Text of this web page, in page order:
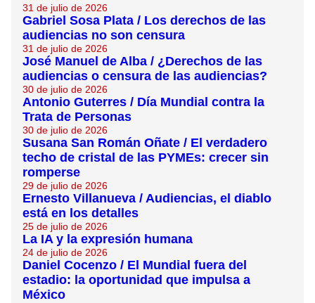
31 de julio de 2026
Gabriel Sosa Plata / Los derechos de las
audiencias no son censura
31 de julio de 2026
José Manuel de Alba / ¿Derechos de las
audiencias o censura de las audiencias?
30 de julio de 2026
Antonio Guterres / Día Mundial contra la
Trata de Personas
30 de julio de 2026
Susana San Román Oñate / El verdadero
techo de cristal de las PYMEs: crecer sin
romperse
29 de julio de 2026
Ernesto Villanueva / Audiencias, el diablo
está en los detalles
25 de julio de 2026
La IA y la expresión humana
24 de julio de 2026
Daniel Cocenzo / El Mundial fuera del
estadio: la oportunidad que impulsa a
México